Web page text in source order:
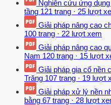
Nghiên cứu ứng
tầng 121 trang · 25 lượt
Giải pháp nâng cao
100 trang · 22 lượt xem
Giải pháp nâng cao
Nam 120 trang · 15 lượt
Giải pháp gia cố nền
Trăng 107 trang · 19 lượt
Giải pháp xử lý nền
bằng 67 trang · 28 lượt